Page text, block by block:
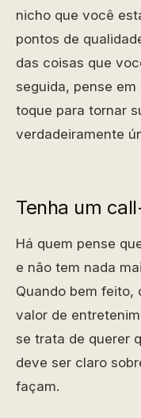
nicho que você
pontos de
das coisas que
seguida, pense
toque para tornar
verdadeiramente
Tenha um
Há quem pense
e não tem nada
Quando bem feito,
valor de
se trata de querer
deve ser claro
façam.